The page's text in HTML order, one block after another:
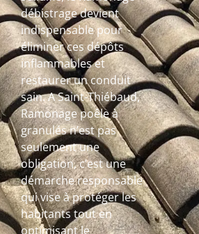
débistrage devient
indispensable pour
éliminer ces dépôts
inflammables et
restaurer un conduit
sain. A Saint-Thiébaud,
Ramonage poêle à
granulés n’est pas
seulement une
obligation, c’est une
démarche responsable
qui vise à protéger les
habitants tout en
optimisant le